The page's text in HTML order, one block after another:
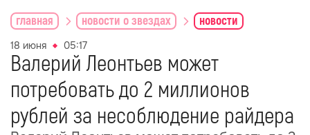
главная новости о звездах новости
18 июня 05:17
Валерий Леонтьев может
потребовать до 2 миллионов
рублей за несоблюдение райдера